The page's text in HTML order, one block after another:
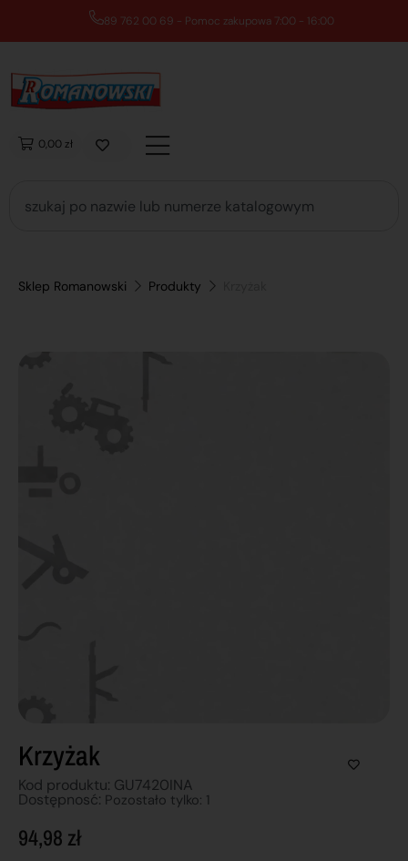
89 762 00 69 - Pomoc zakupowa 7:00 - 16:00
0,00 zł
Sklep Romanowski Produkty
Krzyżak
Kod produktu: GU7420INA
Dostępnosć: Pozostało tylko: 1
94,98 zł